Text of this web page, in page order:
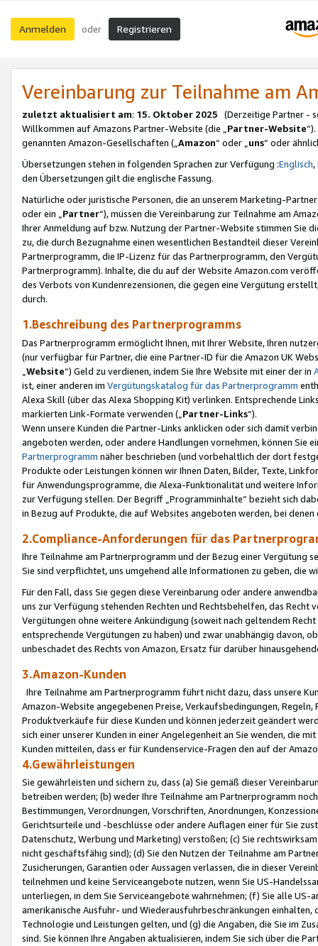
Anmelden oder Registrieren
Vereinbarung zur Teilnahme am
zuletzt aktualisiert am: 15. Oktober 2025 (Derzeitige Partner -
Willkommen auf Amazons Partner-Website (die „Partner-Website
genannten Amazon-Gesellschaften („Amazon“ oder „uns“ oder
Übersetzungen stehen in folgenden Sprachen zur Verfügung :Englisch,
den Übersetzungen gilt die englische Fassung.
Natürliche oder juristische Personen, die an unserem Marketing-
oder ein „Partner“), müssen die Vereinbarung zur Teilnahme am
Ihrer Anmeldung auf bzw. Nutzung der Partner-Website stimmen Sie
zu, die durch Bezugnahme einen wesentlichen Bestandteil dieser
Partnerprogramm, die IP-Lizenz für das Partnerprogramm, den
Partnerprogramm). Inhalte, die du auf der Website Amazon.com
des Verbots von Kundenrezensionen, die gegen eine Vergütung
durch.
1.Beschreibung des Partnerprogramms
Das Partnerprogramm ermöglicht Ihnen, mit Ihrer Website, Ihren
(nur verfügbar für Partner, die eine Partner-ID für die Amazon UK
Website“) Geld zu verdienen, indem Sie Ihre Website mit einer der in
ist, einer anderen im Vergütungskatalog für das Partnerprogramm
Alexa Skill (über das Alexa Shopping Kit) verlinken. Entsprechende
markierten Link-Formate verwenden („ Partner-Links“).
Wenn unsere Kunden die Partner-Links anklicken oder sich damit
angeboten werden, oder andere Handlungen vornehmen, können Sie
Partnerprogramm näher beschrieben (und vorbehaltlich der dort
Produkte oder Leistungen können wir Ihnen Daten, Bilder, Texte,
für Anwendungsprogramme, die Alexa-Funktionalität und weitere
zur Verfügung stellen. Der Begriff „Programminhalte“ bezieht sich
in Bezug auf Produkte, die auf Websites angeboten werden, bei
2.Compliance-Anforderungen für das
Ihre Teilnahme am Partnerprogramm und der Bezug einer Vergütung
Sie sind verpflichtet, uns umgehend alle Informationen zu geben, die
Für den Fall, dass Sie gegen diese Vereinbarung oder andere
uns zur Verfügung stehenden Rechten und Rechtsbehelfen, das
Vergütungen ohne weitere Ankündigung (soweit nach geltendem
entsprechende Vergütungen zu haben) und zwar unabhängig davon,
unbeschadet des Rechts von Amazon, Ersatz für darüber
3.Amazon-Kunden
Ihre Teilnahme am Partnerprogramm führt nicht dazu, dass unsere
Amazon-Website angegebenen Preise, Verkaufsbedingungen,
Produktverkäufe für diese Kunden und können jederzeit geändert
sich einer unserer Kunden in einer Angelegenheit an Sie wenden, die
Kunden mitteilen, dass er für Kundenservice-Fragen den auf der
4.Gewährleistungen
Sie gewährleisten und sichern zu, dass (a) Sie gemäß dieser
betreiben werden; (b) weder Ihre Teilnahme am Partnerprogramm
Bestimmungen, Verordnungen, Vorschriften, Anordnungen,
Gerichtsurteile und -beschlüsse oder andere Auflagen einer für Sie
Datenschutz, Werbung und Marketing) verstoßen; (c) Sie
nicht geschäftsfähig sind); (d) Sie den Nutzen der Teilnahme am
Zusicherungen, Garantien oder Aussagen verlassen, die in dieser
teilnehmen und keine Serviceangebote nutzen, wenn Sie US-
unterliegen, in dem Sie Serviceangebote wahrnehmen; (f) Sie alle
amerikanische Ausfuhr- und Wiederausfuhrbeschränkungen
Technologie und Leistungen gelten, und (g) die Angaben, die Sie im
sind. Sie können Ihre Angaben aktualisieren, indem Sie sich über die